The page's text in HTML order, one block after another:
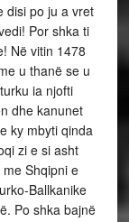
disi po ju a vret
Por shka ti
Në vitin 1478
u thanë se u
ia njofti
dhe kanunet
ky mbyti qinda
zi e si asht
Shqipni e
Ballkanike
Po shka bajnë